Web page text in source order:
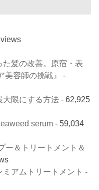
た髪の改善。原宿・表
容師の挑戦』
-
大限にする方法 - 62,925
serum - 59,034
ー＆トリートメント＆
アムトリートメント -